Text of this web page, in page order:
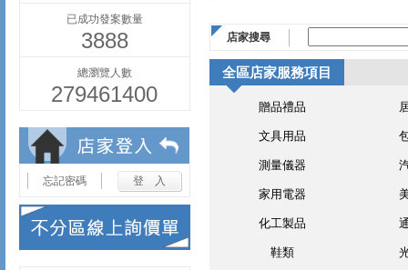
已成功發案數量
3888
總瀏覽人數
279461400
忘記密碼
店家搜尋
全區店家服務項目
贈品禮品
文具用品
測量儀器
家用電器
化工製品
鞋類